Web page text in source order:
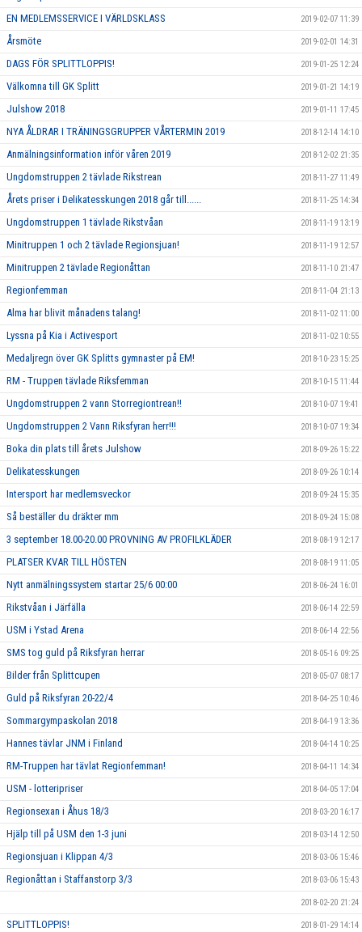
EN MEDLEMSSERVICE I VÄRLDSKLASS 2019-02-07 11:39
Årsmöte 2019-02-01 14:31
DAGS FÖR SPLITTLOPPIS! 2019-01-25 12:24
Välkomna till GK Splitt 2019-01-21 14:19
Julshow 2018 2019-01-11 17:45
NYA ÅLDRAR I TRÄNINGSGRUPPER VÅRTERMIN 2019 2018-12-14 14:10
Anmälningsinformation inför våren 2019 2018-12-02 21:35
Ungdomstruppen 2 tävlade Rikstrean 2018-11-27 11:49
Årets priser i Delikatesskungen 2018 går till...... 2018-11-25 14:34
Ungdomstruppen 1 tävlade Rikstvåan 2018-11-19 13:19
Minitruppen 1 och 2 tävlade Regionsjuan! 2018-11-19 12:57
Minitruppen 2 tävlade Regionåttan 2018-11-10 21:47
Regionfemman 2018-11-04 21:13
Alma har blivit månadens talang! 2018-11-02 11:00
Lyssna på Kia i Activesport 2018-11-02 10:55
Medaljregn över GK Splitts gymnaster på EM! 2018-10-23 15:25
RM - Truppen tävlade Riksfemman 2018-10-15 11:44
Ungdomstruppen 2 vann Storregiontrean!! 2018-10-07 19:41
Ungdomstruppen 2 Vann Riksfyran herr!!! 2018-10-07 19:34
Boka din plats till årets Julshow 2018-09-26 15:22
Delikatesskungen 2018-09-26 10:14
Intersport har medlemsveckor 2018-09-24 15:35
Så beställer du dräkter mm 2018-09-24 15:08
3 september 18.00-20.00 PROVNING AV PROFILKLÄDER 2018-08-19 12:17
PLATSER KVAR TILL HÖSTEN 2018-08-19 11:05
Nytt anmälningssystem startar 25/6 00:00 2018-06-24 16:01
Rikstvåan i Järfälla 2018-06-14 22:59
USM i Ystad Arena 2018-06-14 22:56
SMS tog guld på Riksfyran herrar 2018-05-16 09:25
Bilder från Splittcupen 2018-05-07 08:17
Guld på Riksfyran 20-22/4 2018-04-25 10:46
Sommargympaskolan 2018 2018-04-19 13:36
Hannes tävlar JNM i Finland 2018-04-14 10:25
RM-Truppen har tävlat Regionfemman! 2018-04-11 14:34
USM - lotteripriser 2018-04-05 17:04
Regionsexan i Åhus 18/3 2018-03-20 16:17
Hjälp till på USM den 1-3 juni 2018-03-14 12:50
Regionsjuan i Klippan 4/3 2018-03-06 15:46
Regionåttan i Staffanstorp 3/3 2018-03-06 15:43
2018-02-20 21:24
SPLITTLOPPIS! 2018-01-29 14:14